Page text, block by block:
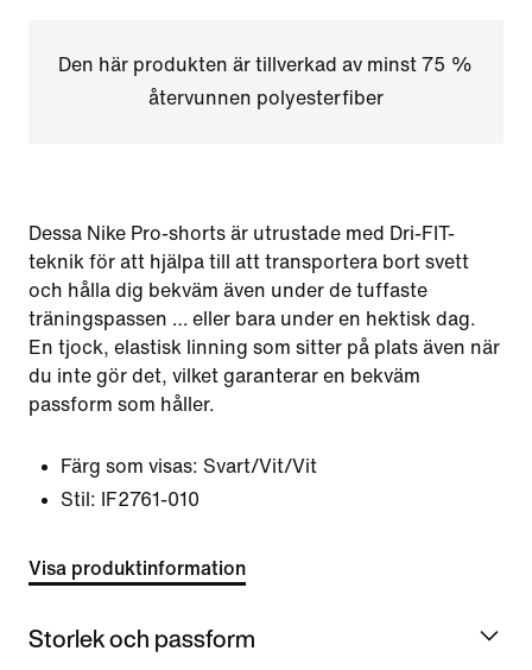
Den här produkten är tillverkad av minst 75 %
återvunnen polyesterfiber
Dessa Nike Pro-shorts är utrustade med Dri-FIT-
teknik för att hjälpa till att transportera bort svett
och hålla dig bekväm även under de tuffaste
träningspassen … eller bara under en hektisk dag.
En tjock, elastisk linning som sitter på plats även när
du inte gör det, vilket garanterar en bekväm
passform som håller.
Färg som visas: Svart/Vit/Vit
Stil:
IF2761-010
Visa produktinformation
Storlek och passform